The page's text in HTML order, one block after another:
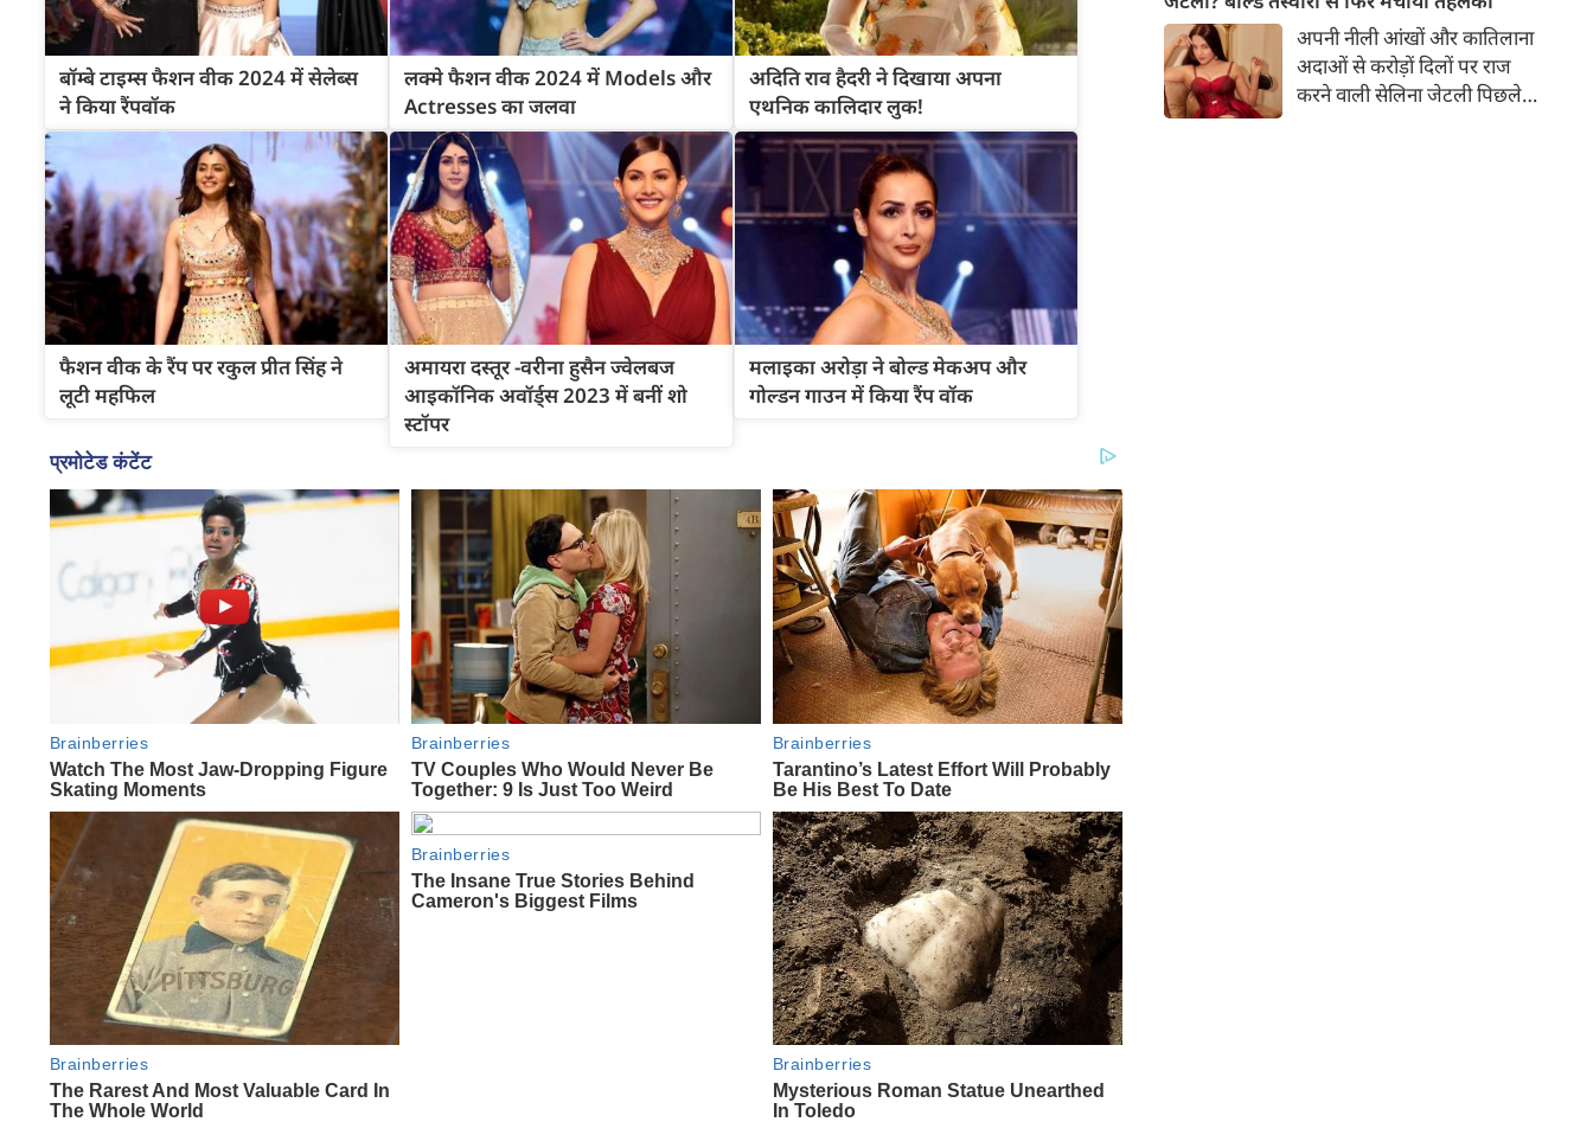
बॉम्बे टाइम्स फैशन वीक 2024 में सेलेब्स
ने किया रैंपवॉक
लक्मे फैशन वीक 2024 में Models और
Actresses का जलवा
अदिति राव हैदरी ने दिखाया अपना
एथनिक कालिदार लुक!
फैशन वीक के रैंप पर रकुल प्रीत सिंह ने
लूटी महफिल
अमायरा दस्तूर -वरीना हुसैन ज्वेलबज
आइकॉनिक अवॉर्ड्स 2023 में बनीं शो
स्टॉपर
मलाइका अरोड़ा ने बोल्ड मेकअप और
गोल्डन गाउन में किया रैंप वॉक
जमकर प्यार लुटाते हैं। इस बार श्वेता
तिवारी ने वेकेशन से अपनी कुछ
तस्वीरें शेयर की है।
अपनी नीली आंखों और कातिलाना
अदाओं से करोड़ों दिलों पर राज
करने वाली सेलिना जेटली पिछले